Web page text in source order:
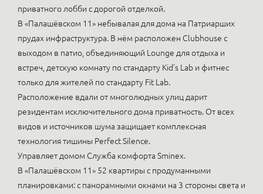
приватного лобби с дорогой отделкой.
В «Палашёвском 11» небывалая для дома на Патриарших
прудах инфраструктура. В нём расположен Clubhouse с
выходом в патио, объединяющий Lounge для отдыха и
встреч, детскую комнату по стандарту Kid’s Lab и фитнес
только для жителей по стандарту Fit Lab.
Расположение вдали от многолюдных улиц дарит
резидентам исключительного дома приватность. От всех
видов и источников шума защищает комплексная
технология тишины Perfect Silence.
Управляет домом Служба комфорта Sminex.
В «Палашёвском 11» 52 квартиры с продуманными
планировками: с панорамными окнами на 3 стороны света и